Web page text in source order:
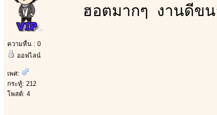
ความหื่น : 0
ออฟไลน์
เพศ:
กระทู้: 212
โพสต์: 4
ฮอตมากๆ งานดีขน